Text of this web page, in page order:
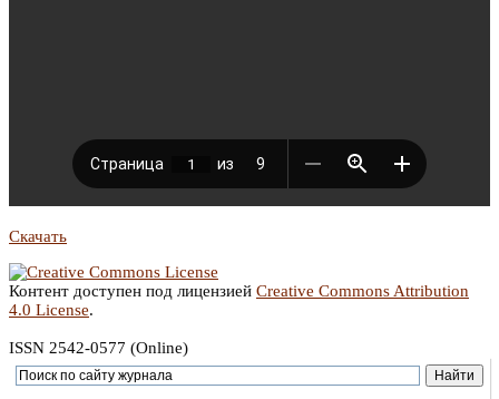
Скачать
Контент доступен под лицензией Creative Commons Attribution
4.0 License.
ISSN 2542-0577 (Online)